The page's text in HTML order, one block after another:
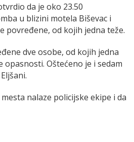
da je oko 23.50
u blizini motela Biševac i
povređene, od kojih jedna teže.
dve osobe, od kojih jedna
opasnosti. Oštećeno je i sedam
nalaze policijske ekipe i da